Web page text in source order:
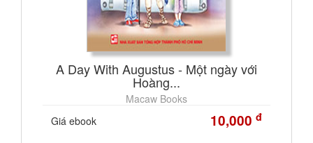
A Day With Augustus - Một ngày với
Hoàng...
Macaw Books
Giá ebook
10,000 đ